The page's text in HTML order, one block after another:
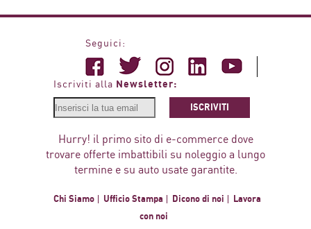
Seguici:
Iscriviti alla Newsletter:
ISCRIVITI
Hurry! il primo sito di e-commerce dove
trovare offerte imbattibili su noleggio a lungo
termine e su auto usate garantite.
Chi Siamo Ufficio Stampa Dicono di noi
Lavora
con noi